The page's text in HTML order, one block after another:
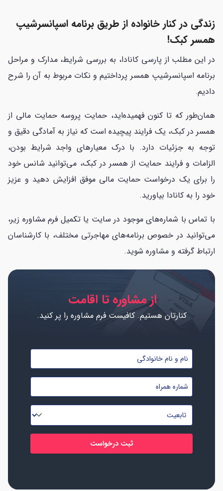
زندگی در کنار خانواده از طریق برنامه اسپانسرشیپ
همسر کبک!
در این مطلب از پارسی کانادا، به بررسی شرایط، مدارک و مراحل
برنامه اسپانسرشیپ همسر پرداختیم و نکات مربوط به آن را شرح
دادیم.
همان‌طور که تا کنون فهمیده‌اید، حمایت پروسه حمایت مالی از
همسر در کبک، یک فرایند پیچیده است که نیاز به آمادگی دقیق و
توجه به جزئیات دارد. با درک معیارهای واجد شرایط بودن،
الزامات و فرایند حمایت از همسر در کبک، می‌توانید شانس خود
را برای یک درخواست حمایت مالی موفق افزایش دهید و عزیز
خود را به کانادا بیاورید.
با تماس با شماره‌های موجود در سایت یا تکمیل فرم مشاوره زیر،
می‌توانید در خصوص برنامه‌های مهاجرتی مختلف، با کارشناسان
ارتباط گرفته و مشاوره شوید.
از مشاوره تا اقامت
کنارتان هستیم. کافیست فرم مشاوره را پر کنید.
نام
و
نام
خانوادگی
شماره
موبایل
تابعیت
*